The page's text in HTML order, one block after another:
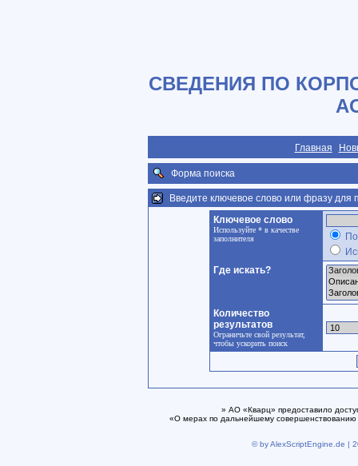
СВЕДЕНИЯ ПО
Главная
Форма поиска
Введите ключевое слово или фразу для
Ключевое слово
Используйте * в качестве
заполнителя
Где искать?
Количество
результатов
Ограничьте свой результат,
чтобы ускорить поиск
» АО «Кварц» предоставило
«О мерах по дальнейшему совершенствованию
© by AlexScriptEngine.de |